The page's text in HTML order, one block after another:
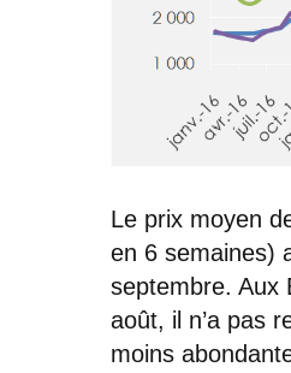
Le prix moyen
en 6 semaines)
septembre. Aux
août, il n’a pas
moins